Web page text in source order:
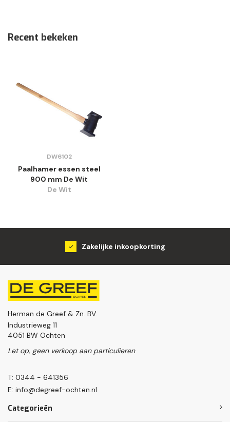
Recent bekeken
DW6102
Paalhamer essen steel
900 mm De Wit
De Wit
Groot assortiment
Herman de Greef & Zn. BV.
Industrieweg 11
4051 BW Ochten
Let op, geen verkoop aan particulieren
T: 0344 - 641356
E: info@degreef-ochten.nl
Categorieën